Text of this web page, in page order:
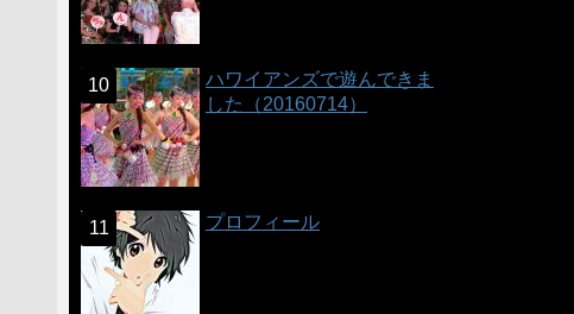
ハワイアンズで遊んできま
した（20160714）
プロフィール